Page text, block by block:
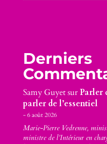
Derniers
Samy GuyetsurParler
parler de l’essentiel
6 août 2026
Marie-Pierre Vedrenne,
ministre de l’Intérieur en